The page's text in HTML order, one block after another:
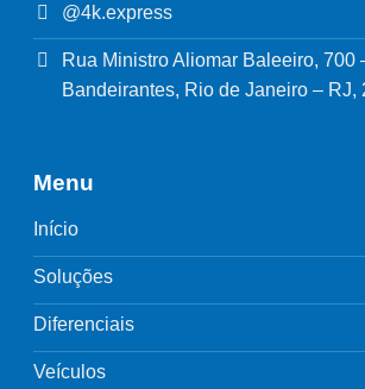
@4k.express
Rua Ministro Aliomar Baleeiro, 700
Bandeirantes, Rio de Janeiro – RJ,
Menu
Início
Soluções
Diferenciais
Veículos